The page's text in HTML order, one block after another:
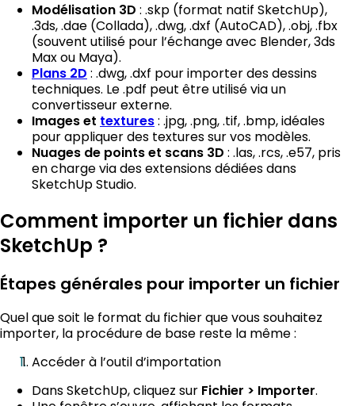
Modélisation 3D : .skp (format natif SketchUp),
.3ds, .dae (Collada), .dwg, .dxf (AutoCAD), .obj, .fbx
(souvent utilisé pour l’échange avec Blender, 3ds
Max ou Maya).
Plans 2D : .dwg, .dxf pour importer des dessins
techniques. Le .pdf peut être utilisé via un
convertisseur externe.
Images et textures: .jpg, .png, .tif, .bmp, idéales
pour appliquer des textures sur vos modèles.
Nuages de points et scans 3D : .las, .rcs, .e57, pris
en charge via des extensions dédiées dans
SketchUp Studio.
Comment importer un fichier dans
SketchUp ?
Étapes générales pour importer un fichier
Quel que soit le format du fichier que vous souhaitez
importer, la procédure de base reste la même :
Accéder à l’outil d’importation
Dans SketchUp, cliquez sur Fichier > Importer.